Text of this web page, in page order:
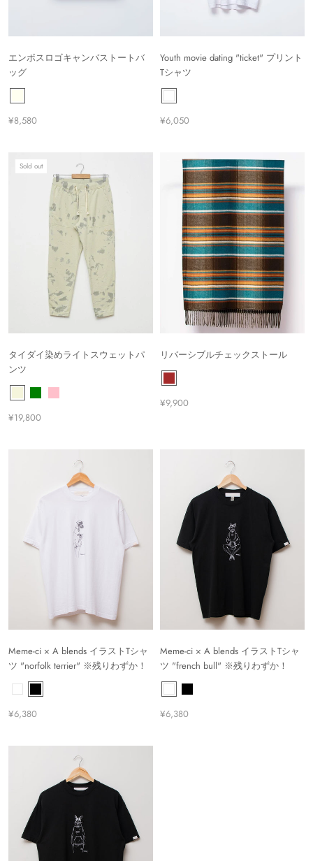
エンボスロゴキャンバストートバ
ッグ
¥8,580
Youth movie dating "ticket" プリント
Tシャツ
¥6,050
Sold out
タイダイ染めライトスウェットパ
ンツ
¥19,800
リバーシブルチェックストール
¥9,900
Meme-ci × A blends イラストTシャ
ツ "norfolk terrier" ※残りわずか！
¥6,380
Meme-ci × A blends イラストTシャ
ツ "french bull" ※残りわずか！
¥6,380